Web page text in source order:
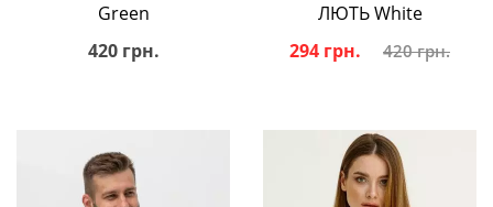
Green
420 грн.
ЛЮТЬ White
294 грн.
420 грн.